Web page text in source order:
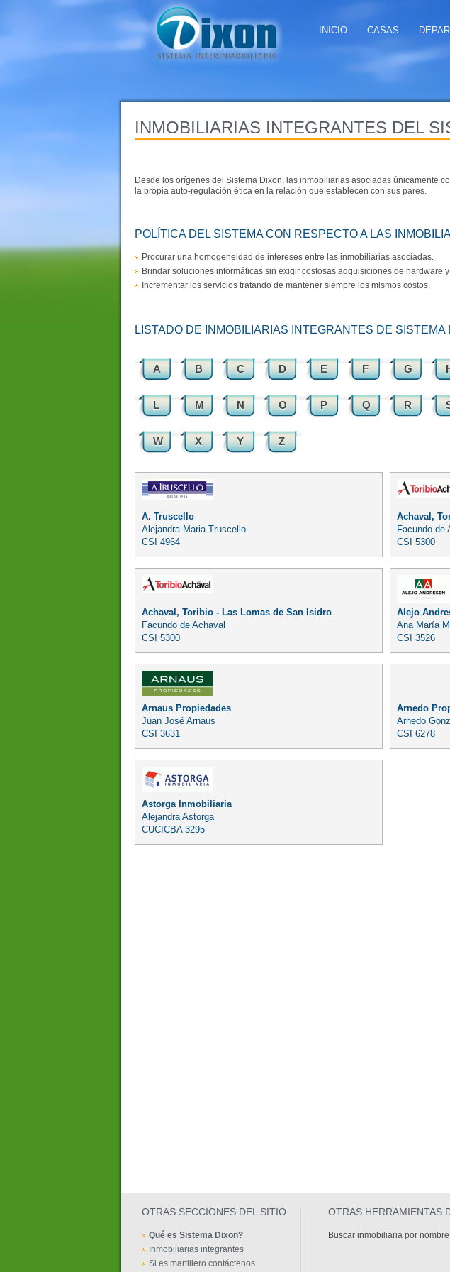
INICIO CASAS
INMOBILIARIAS INTEGRANTES DEL
Desde los orígenes del Sistema Dixon, las inmobiliarias asociadas únicamente
la propia auto-regulación ética en la relación que establecen con sus pares.
POLÍTICA DEL SISTEMA CON RESPECTO A LAS
Procurar una homogeneidad de intereses entre las inmobiliarias asociadas.
Brindar soluciones informáticas sin exigir costosas adquisiciones de hardware
Incrementar los servicios tratando de mantener siempre los mismos costos.
LISTADO DE INMOBILIARIAS INTEGRANTES DE SISTEMA
A B C D E F G
L M N O P Q R
W X Y Z
A. Truscello
Alejandra Maria Truscello
CSI 4964
Achaval,
Facundo de
CSI 5300
Achaval, Toribio - Las Lomas de San Isidro
Facundo de Achaval
CSI 5300
Alejo
Ana María
CSI 3526
Arnaus Propiedades
Juan José Arnaus
CSI 3631
Arnedo
Arnedo
CSI 6278
Astorga Inmobiliaria
Alejandra Astorga
CUCICBA 3295
OTRAS SECCIONES DEL SITIO
Qué es Sistema Dixon?
Inmobiliarias integrantes
Si es martillero contáctenos
OTRAS HERRAMIENTAS
Buscar inmobiliaria por nombre